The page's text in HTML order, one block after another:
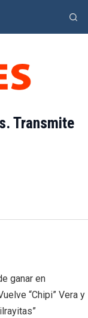
Transmite
ganar en
“Chipi” Vera y